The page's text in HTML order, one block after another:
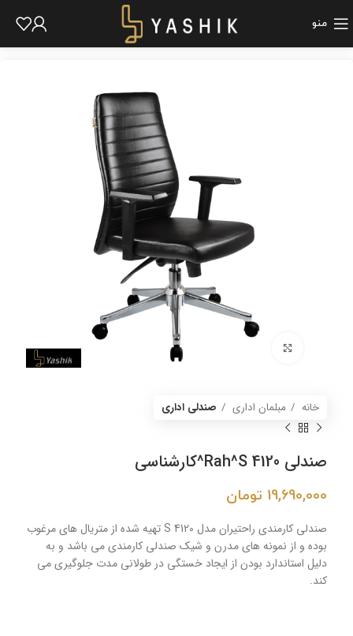
منو
برای بزرگنمایی کلیک کنید
خانه مبلمان اداری صندلی اداری
صندلی Rah^S 4120^کارشناسی
19,690,000 تومان
صندلی کارمندی راحتیران مدل S 4120 تهیه شده از متریال های مرغوب
بوده و از نمونه های مدرن و شیک صندلی کارمندی می باشد و به
دلیل استاندارد بودن از ایجاد خستگی در طولانی مدت جلوگیری می
کند.